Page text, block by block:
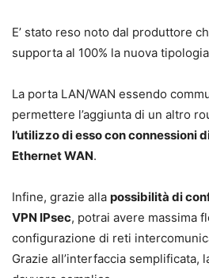
E’ stato reso noto dal produttore
supporta al 100% la nuova
La porta LAN/WAN essendo
permettere l’aggiunta di un altro
l’utilizzo di esso con connessioni
Ethernet WAN.
Infine, grazie alla possibilità di
VPN IPsec, potrai avere massima
configurazione di reti
Grazie all’interfaccia semplificata,